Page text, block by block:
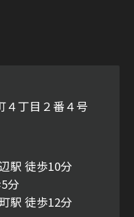
４丁目２番４号
駅 徒歩10分
分
駅 徒歩12分